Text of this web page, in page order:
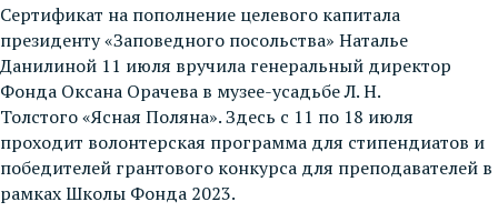
Сертификат на пополнение целевого капитала
президенту «Заповедного посольства» Наталье
Данилиной 11 июля вручила генеральный директор
Фонда Оксана Орачева в музее-усадьбе Л. Н.
Толстого «Ясная Поляна». Здесь с 11 по 18 июля
проходит волонтерская программа для стипендиатов и
победителей грантового конкурса для преподавателей в
рамках Школы Фонда 2023.